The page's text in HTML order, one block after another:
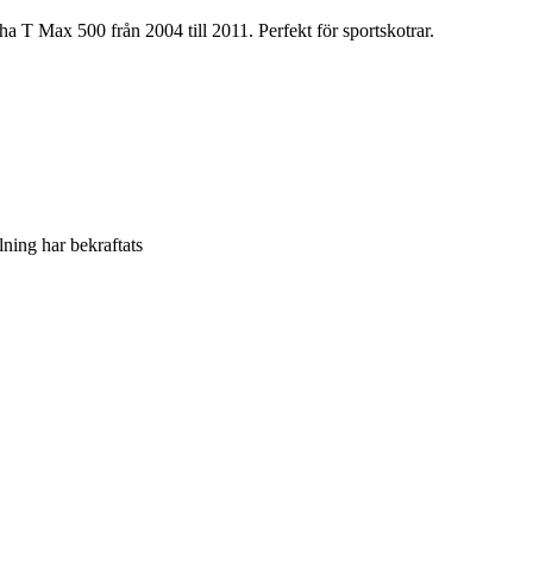
T Max 500 från 2004 till 2011. Perfekt för sportskotrar.
har bekraftats